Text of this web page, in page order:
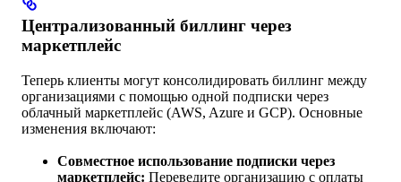
Централизованный биллинг через
маркетплейс
Теперь клиенты могут консолидировать биллинг между
организациями с помощью одной подписки через
облачный маркетплейс (AWS, Azure и GCP). Основные
изменения включают:
Совместное использование подписки через
маркетплейс: Переведите организацию с оплаты